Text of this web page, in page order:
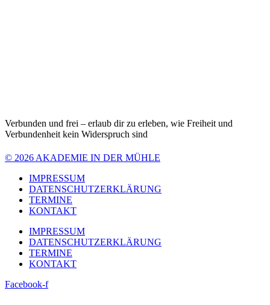
Verbunden und frei – erlaub dir zu erleben, wie Freiheit und
Verbundenheit kein Widerspruch sind
© 2026 AKADEMIE IN DER MÜHLE
IMPRESSUM
DATENSCHUTZERKLÄRUNG
TERMINE
KONTAKT
IMPRESSUM
DATENSCHUTZERKLÄRUNG
TERMINE
KONTAKT
Facebook-f